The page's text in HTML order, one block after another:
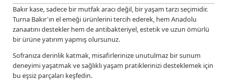
Bakır kase, sadece bir mutfak aracı değil, bir yaşam tarzı seçimidir.
Turna Bakır'ın el emeği ürünlerini tercih ederek, hem Anadolu
zanaatını destekler hem de antibakteriyel, estetik ve uzun ömürlü
bir ürüne yatırım yapmış olursunuz.
Sofranıza derinlik katmak, misafirlerinize unutulmaz bir sunum
deneyimi yaşatmak ve sağlıklı yaşam pratiklerinizi desteklemek için
bu eşsiz parçaları keşfedin.